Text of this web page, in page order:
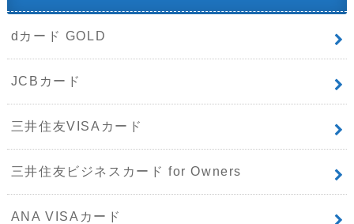
dカード GOLD
JCBカード
三井住友VISAカード
三井住友ビジネスカード for Owners
ANA VISAカード